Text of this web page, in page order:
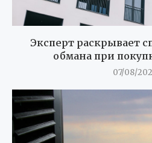
Эксперт раскрывает
обмана при
07/08/